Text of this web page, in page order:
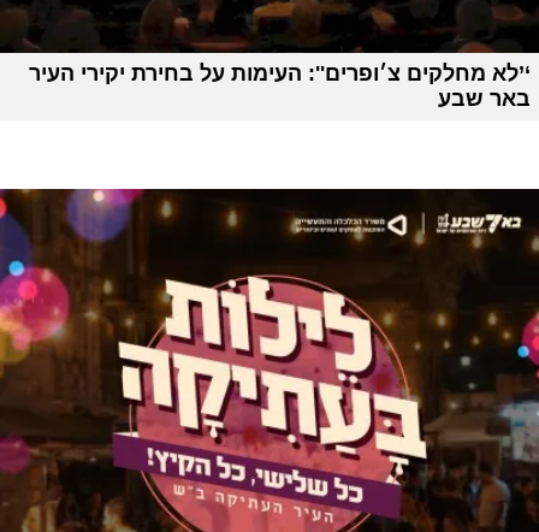
‘’לא מחלקים צ׳ופרים'': העימות על בחירת יקירי העיר
באר שבע